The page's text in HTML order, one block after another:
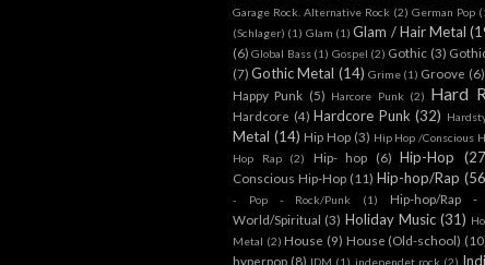
Garage Rock. Alternative Rock (2) German Pop
(Schlager) (1) Glam (1) Glam / Hair Metal
(6) Global Bass (1) Gospel (2) Gothic (3)
(7) Gothic Metal (14) Grime (1) Groove (6)
Happy Punk (5) Harcore Punk (2) Hard
Hardcore (4) Hardcore Punk (32)
Metal (14) Hip Hop (3) Hip Hop /Conscious
Hop Rap
(2) Hip- hop (6) Hip-Hop
Conscious Hip-Hop (11) Hip-hop/Rap
- Pop - Rock/Punk
(1)
Hip-hop/Rap
World/Spiritual (3) Holiday Music (31)
Metal (2) House (9) House (Old-school)
hyperpop (8) IDM (1) independet rock (2)